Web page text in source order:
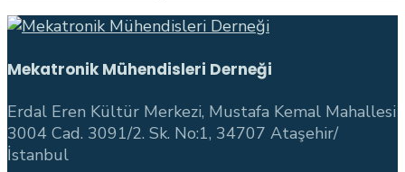
Mekatronik Mühendisleri Derneği
Erdal Eren Kültür Merkezi, Mustafa Kemal Mahallesi
3004 Cad. 3091/2. Sk. No:1, 34707 Ataşehir/
İstanbul